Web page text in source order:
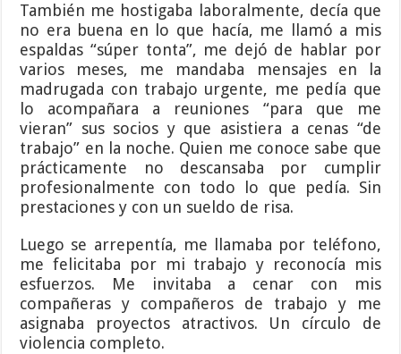
También me hostigaba laboralmente, decía que
no era buena en lo que hacía, me llamó a mis
espaldas “súper tonta”, me dejó de hablar por
varios meses, me mandaba mensajes en la
madrugada con trabajo urgente, me pedía que
lo acompañara a reuniones “para que me
vieran” sus socios y que asistiera a cenas “de
trabajo” en la noche. Quien me conoce sabe que
prácticamente no descansaba por cumplir
profesionalmente con todo lo que pedía. Sin
prestaciones y con un sueldo de risa.
Luego se arrepentía, me llamaba por teléfono,
me felicitaba por mi trabajo y reconocía mis
esfuerzos. Me invitaba a cenar con mis
compañeras y compañeros de trabajo y me
asignaba proyectos atractivos. Un círculo de
violencia completo.